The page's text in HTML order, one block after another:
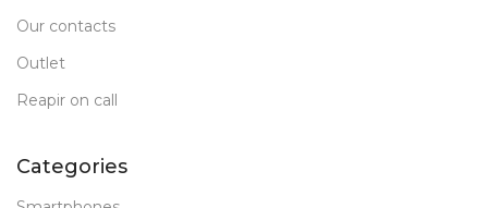
Our contacts
Outlet
Reapir on call
Categories